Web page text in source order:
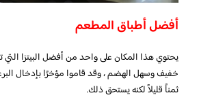
أفضل أطباق المطعم
يحتوي هذا المكان على واحد من أفضل البيتزا التي
خفيف وسهل الهضم ، وقد قاموا مؤخرًا بإدخال
ثمناً قليلاً لكنه يستحق ذلك.